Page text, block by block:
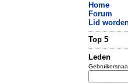
Home
Forum
Lid
Top 5
Leden